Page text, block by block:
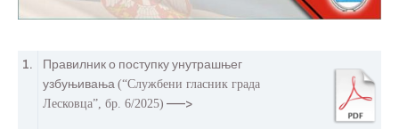
1.
Правилник о поступку унутрашњег
узбуњивања (“Службени гласник града
Лесковца”, бр. 6/2025) –––>